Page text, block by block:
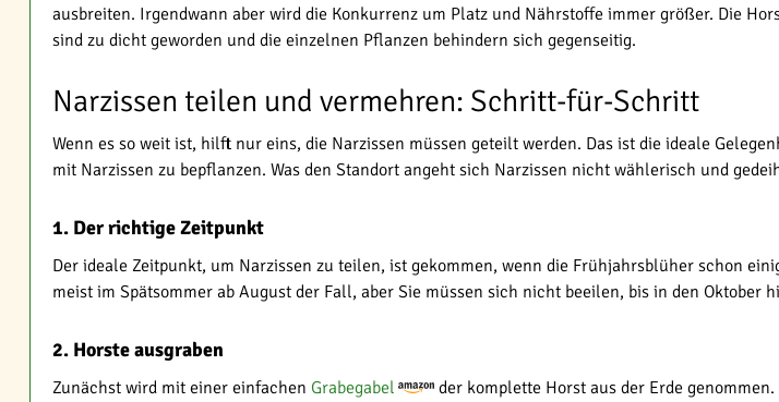
ausbreiten. Irgendwann aber wird die Konkurrenz um Platz und Nährstoffe immer größer. Die
sind zu dicht geworden und die einzelnen Pflanzen behindern sich gegenseitig.
Narzissen teilen und vermehren: Schritt-für-Schritt
Wenn es so weit ist, hilft nur eins, die Narzissen müssen geteilt werden. Das ist die ideale
mit Narzissen zu bepflanzen. Was den Standort angeht sich Narzissen nicht wählerisch und
1. Der richtige Zeitpunkt
Der ideale Zeitpunkt, um Narzissen zu teilen, ist gekommen, wenn die Frühjahrsblüher schon
meist im Spätsommer ab August der Fall, aber Sie müssen sich nicht beeilen, bis in den Oktober
2. Horste ausgraben
Zunächst wird mit einer einfachen Grabegabel der komplette Horst aus der Erde